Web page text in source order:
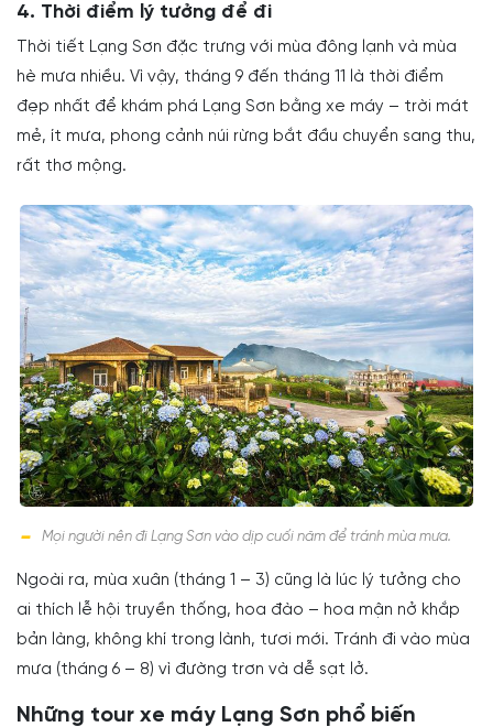
4. Thời điểm lý tưởng để đi
Thời tiết Lạng Sơn đặc trưng với mùa đông lạnh và mùa
hè mưa nhiều. Vì vậy, tháng 9 đến tháng 11 là thời điểm
đẹp nhất để khám phá Lạng Sơn bằng xe máy – trời mát
mẻ, ít mưa, phong cảnh núi rừng bắt đầu chuyển sang thu,
rất thơ mộng.
Mọi người nên đi Lạng Sơn vào dịp cuối năm để tránh mùa mưa.
Ngoài ra, mùa xuân (tháng 1 – 3) cũng là lúc lý tưởng cho
ai thích lễ hội truyền thống, hoa đào – hoa mận nở khắp
bản làng, không khí trong lành, tươi mới. Tránh đi vào mùa
mưa (tháng 6 – 8) vì đường trơn và dễ sạt lở.
Những tour xe máy Lạng Sơn phổ biến